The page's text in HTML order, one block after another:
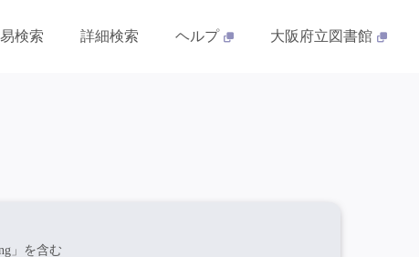
検索 詳細検索 ヘルプ 大阪府立図書館
」を含む